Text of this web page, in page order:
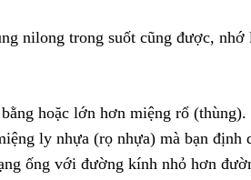
nilong trong suốt cũng được,
hoặc lớn hơn miệng rổ
ly nhựa (rọ nhựa) mà bạn định
ống với đường kính nhỏ hơn